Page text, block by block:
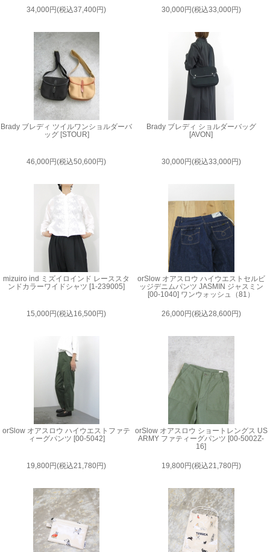
34,000円(税込37,400円) 30,000円(税込33,000円)
Brady ブレディ ツイルワンショルダーバ
ッグ [STOUR]
46,000円(税込50,600円)
Brady ブレディ ショルダーバッグ
[AVON]
30,000円(税込33,000円)
mizuiro ind ミズイロインド レーススタ
ンドカラーワイドシャツ [1-239005]
15,000円(税込16,500円)
orSlow オアスロウ ハイウエストセルビ
ッジデニムパンツ JASMIN ジャスミン
[00-1040] ワンウォッシュ（81）
26,000円(税込28,600円)
orSlow オアスロウ ハイウエストファテ
ィーグパンツ [00-5042]
19,800円(税込21,780円)
orSlow オアスロウ ショートレングス US
ARMY ファティーグパンツ [00-5002Z-
16]
19,800円(税込21,780円)